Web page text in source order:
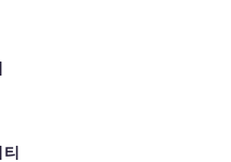
티